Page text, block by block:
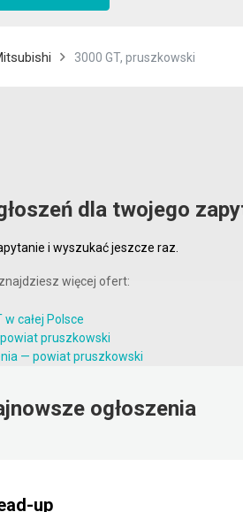
3000 GT, pruszkowski
dla twojego
i wyszukać jeszcze raz.
więcej ofert:
w całej Polsce
pruszkowski
— powiat pruszkowski
ogłoszenia
up